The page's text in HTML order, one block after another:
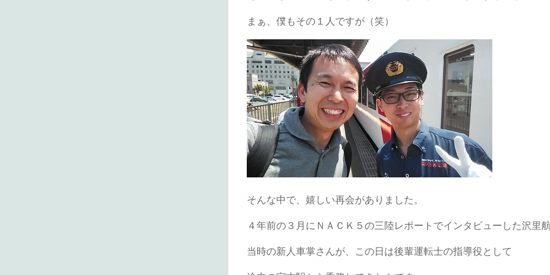
まぁ、僕もその１人ですが（笑）
そんな中で、嬉しい再会がありました。
４年前の３月にＮＡＣＫ５の三陸レポートでインタビューした沢里航
当時の新人車掌さんが、この日は後輩運転士の指導役として